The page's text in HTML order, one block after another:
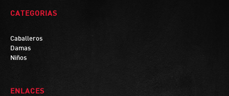
CATEGORIAS
Caballeros
Damas
Niños
ENLACES